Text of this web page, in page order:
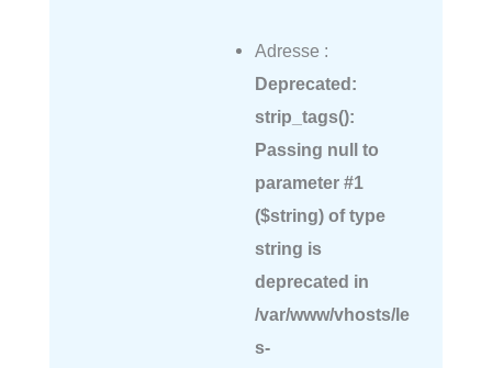
Adresse :
Deprecated:
strip_tags():
Passing null to
parameter #1
($string) of type
string is
deprecated in
/var/www/vhosts/le
s-